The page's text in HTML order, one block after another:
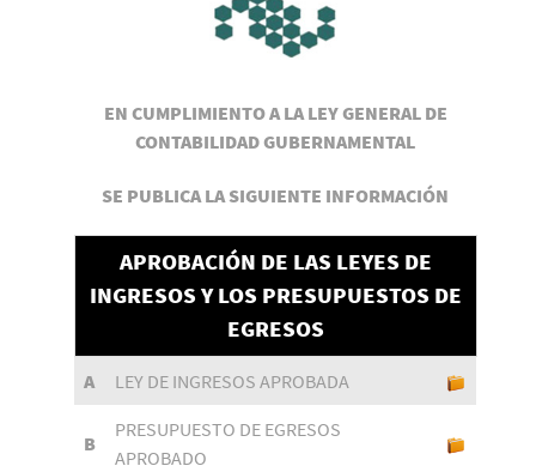
EN CUMPLIMIENTO A LA LEY GENERAL DE
CONTABILIDAD GUBERNAMENTAL
SE PUBLICA LA SIGUIENTE INFORMACIÓN
APROBACIÓN DE LAS LEYES DE
INGRESOS Y LOS PRESUPUESTOS DE
EGRESOS
A LEY DE INGRESOS APROBADA
B
PRESUPUESTO DE EGRESOS
APROBADO